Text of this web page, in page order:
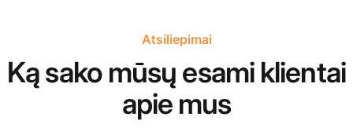
Atsiliepimai
Ką sako mūsų esami klientai
apie mus